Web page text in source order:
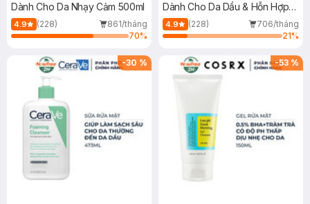
Dành Cho Da Nhạy Cảm 500ml
4.9 (228)
861/tháng
70%
Dành Cho Da Dầu & Hỗn Hợp
500ml
4.9 (228)
706/tháng
21%
-30 % -53 %